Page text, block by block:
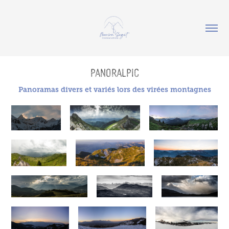
PANORALPIC
Panoramas divers et variés lors des virées montagnes